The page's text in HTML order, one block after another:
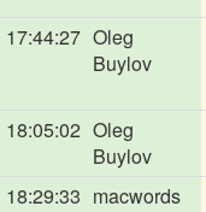
17:44:27 Oleg
Buylov
18:05:02 Oleg
Buylov
18:29:33 macwords